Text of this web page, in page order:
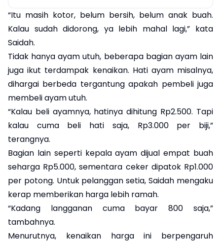
“Itu masih kotor, belum bersih, belum anak buah.
Kalau sudah didorong, ya lebih mahal lagi,” kata
Saidah.
Tidak hanya ayam utuh, beberapa bagian ayam lain
juga ikut terdampak kenaikan. Hati ayam misalnya,
dihargai berbeda tergantung apakah pembeli juga
membeli ayam utuh.
“Kalau beli ayamnya, hatinya dihitung Rp2.500. Tapi
kalau cuma beli hati saja, Rp3.000 per biji,”
terangnya.
Bagian lain seperti kepala ayam dijual empat buah
seharga Rp5.000, sementara ceker dipatok Rp1.000
per potong. Untuk pelanggan setia, Saidah mengaku
kerap memberikan harga lebih ramah.
“Kadang langganan cuma bayar 800 saja,”
tambahnya.
Menurutnya, kenaikan harga ini berpengaruh